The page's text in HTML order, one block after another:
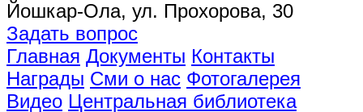
Йошкар-Ола, ул. Прохорова, 30
Задать вопрос
Главная Документы Контакты
Награды Сми о нас Фотогалерея
Видео Центральная библиотека